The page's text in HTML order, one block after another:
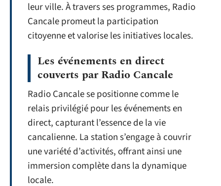
leur ville. À travers ses programmes, Radio
Cancale promeut la participation
citoyenne et valorise les initiatives locales.
Les événements en direct
couverts par Radio Cancale
Radio Cancale se positionne comme le
relais privilégié pour les événements en
direct, capturant l’essence de la vie
cancalienne. La station s’engage à couvrir
une variété d’activités, offrant ainsi une
immersion complète dans la dynamique
locale.